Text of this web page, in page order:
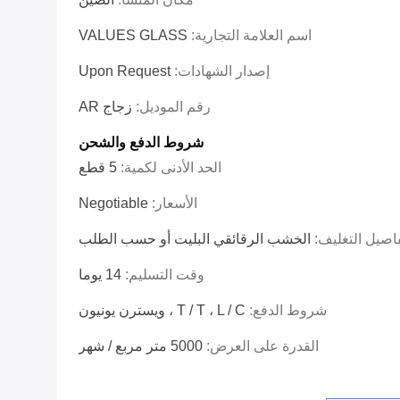
اسم العلامة التجارية: VALUES GLASS
إصدار الشهادات:Upon Request
رقم الموديل: زجاج AR
شروط الدفع والشحن
الحد الأدنى لكمية: 5 قطع
الأسعار: Negotiable
التغليف: الخشب الرقائقي البليت أو حسب الطلب
وقت التسليم: 14 يوما
شروط الدفع: T / T ، L / C ، ويسترن يونيون
القدرة على العرض: 5000 متر مربع / شهر